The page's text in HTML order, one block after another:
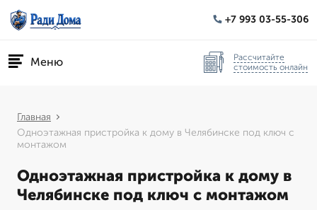
+7 993 03-55-306
Меню
Рассчитайте
стоимость онлайн
Главная
Одноэтажная пристройка к дому в Челябинске под ключ с
монтажом
Одноэтажная пристройка к дому в
Челябинске под ключ с монтажом